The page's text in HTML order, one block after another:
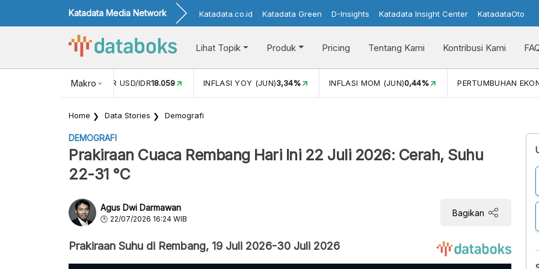
Katadata Media Network Katadata.co.id Katadata Green D-Insights Katadata Insight Center KatadataOto
Lihat Topik Produk Pricing Tentang Kami Kontribusi Kami
Makro
NILAI TUKAR USD/IDR18.059 INFLASI YOY (JUN)3,34% INFLASI MOM (JUN)0,44% PERTUMBUHAN
Home Data Stories Demografi
DEMOGRAFI
Prakiraan Cuaca Rembang Hari Ini 22 Juli 2026: Cerah, Suhu
22-31 °C
Agus Dwi Darmawan
22/07/2026 16:24 WIB
Bagikan
Prakiraan Suhu di Rembang, 19 Juli 2026-30 Juli 2026